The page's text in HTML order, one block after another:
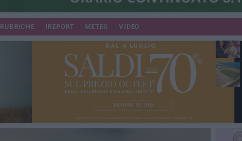
RUBRICHE IREPORT METEO VIDEO